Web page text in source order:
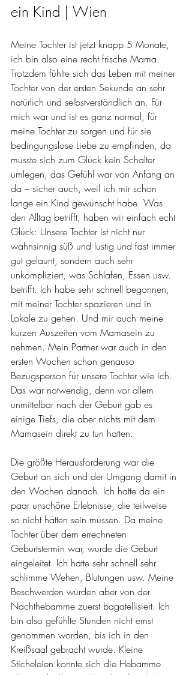
ein Kind | Wien
Meine Tochter ist jetzt knapp 5 Monate,
ich bin also eine recht frische Mama.
Trotzdem fühlte sich das Leben mit meiner
Tochter von der ersten Sekunde an sehr
natürlich und selbstverständlich an. Für
mich war und ist es ganz normal, für
meine Tochter zu sorgen und für sie
bedingungslose Liebe zu empfinden, da
musste sich zum Glück kein Schalter
umlegen, das Gefühl war von Anfang an
da – sicher auch, weil ich mir schon
lange ein Kind gewünscht habe. Was
den Alltag betrifft, haben wir einfach echt
Glück: Unsere Tochter ist nicht nur
wahnsinnig süß und lustig und fast immer
gut gelaunt, sondern auch sehr
unkompliziert, was Schlafen, Essen usw.
betrifft. Ich habe sehr schnell begonnen,
mit meiner Tochter spazieren und in
Lokale zu gehen. Und mir auch meine
kurzen Auszeiten vom Mamasein zu
nehmen. Mein Partner war auch in den
ersten Wochen schon genauso
Bezugsperson für unsere Tochter wie ich.
Das war notwendig, denn vor allem
unmittelbar nach der Geburt gab es
einige Tiefs, die aber nichts mit dem
Mamasein direkt zu tun hatten.
Die größte Herausforderung war die
Geburt an sich und der Umgang damit in
den Wochen danach. Ich hatte da ein
paar unschöne Erlebnisse, die teilweise
so nicht hätten sein müssen. Da meine
Tochter über dem errechneten
Geburtstermin war, wurde die Geburt
eingeleitet. Ich hatte sehr schnell sehr
schlimme Wehen, Blutungen usw. Meine
Beschwerden wurden aber von der
Nachthebamme zuerst bagatellisiert. Ich
bin also gefühlte Stunden nicht ernst
genommen worden, bis ich in den
Kreißsaal gebracht wurde. Kleine
Sticheleien konnte sich die Hebamme